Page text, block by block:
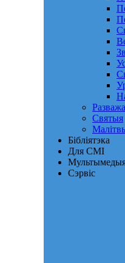
Святыя
Бібліятэка
Для СМІ
Сэрвіс